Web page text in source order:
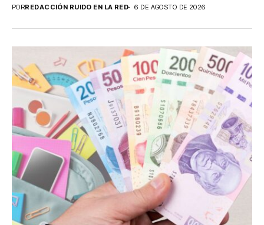
PORREDACCIÓN RUIDO EN LA RED 6 DE AGOSTO DE 2026